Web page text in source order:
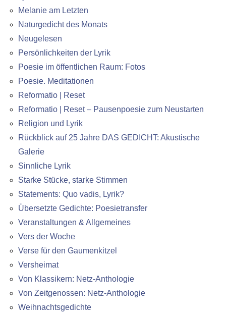
Melanie am Letzten
Naturgedicht des Monats
Neugelesen
Persönlichkeiten der Lyrik
Poesie im öffentlichen Raum: Fotos
Poesie. Meditationen
Reformatio | Reset
Reformatio | Reset – Pausenpoesie zum Neustarten
Religion und Lyrik
Rückblick auf 25 Jahre DAS GEDICHT: Akustische
Galerie
Sinnliche Lyrik
Starke Stücke, starke Stimmen
Statements: Quo vadis, Lyrik?
Übersetzte Gedichte: Poesietransfer
Veranstaltungen & Allgemeines
Vers der Woche
Verse für den Gaumenkitzel
Versheimat
Von Klassikern: Netz-Anthologie
Von Zeitgenossen: Netz-Anthologie
Weihnachtsgedichte